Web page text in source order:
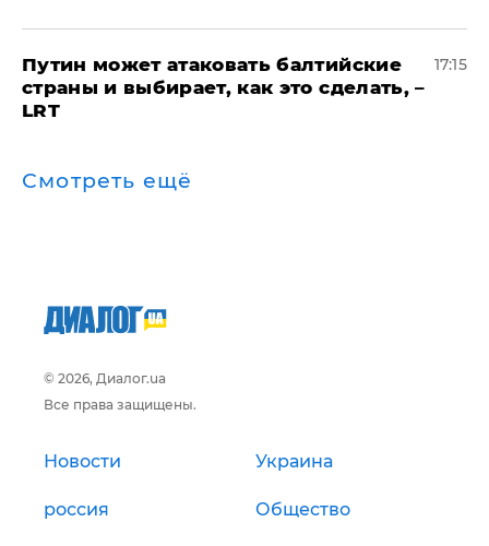
Путин может атаковать балтийские
страны и выбирает, как это сделать, –
LRT
17:15
Смотреть ещё
© 2026, Диалог.ua
Все права защищены.
Новости Украина
россия Общество